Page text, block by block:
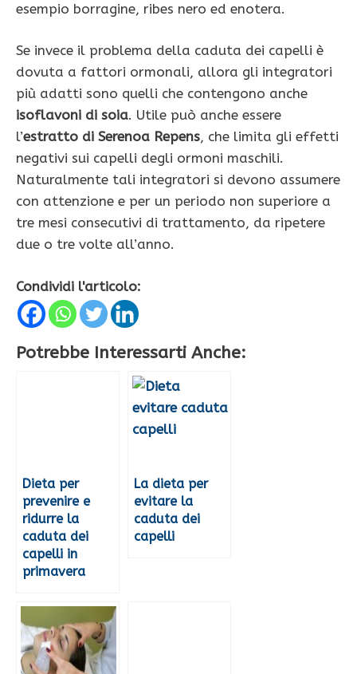
esempio borragine, ribes nero ed enotera.
Se invece il problema della caduta dei capelli è
dovuta a fattori ormonali, allora gli integratori
più adatti sono quelli che contengono anche
isoflavoni di soia. Utile può anche essere
l’estratto di Serenoa Repens, che limita gli effetti
negativi sui capelli degli ormoni maschili.
Naturalmente tali integratori si devono assumere
con attenzione e per un periodo non superiore a
tre mesi consecutivi di trattamento, da ripetere
due o tre volte all’anno.
Condividi l'articolo:
Potrebbe Interessarti Anche:
Dieta per
prevenire e
ridurre la
caduta dei
capelli in
primavera
La dieta per
evitare la
caduta dei
capelli